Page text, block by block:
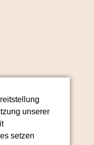
unserer
setzen